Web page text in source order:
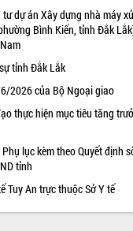
dự án Xây dựng nhà máy
Bình Kiến, tỉnh Đắk
tỉnh Đắk Lắk
2026 của Bộ Ngoại giao
thực hiện mục tiêu tăng
lục kèm theo Quyết định
tỉnh
Tuy An trực thuộc Sở Y tế